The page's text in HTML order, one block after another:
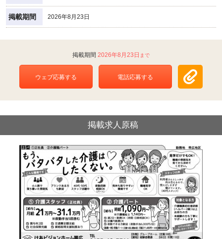
掲載期間 2026年8月23日
2026年8月23日
ウェブ応募する 電話応募する
掲載求人原稿